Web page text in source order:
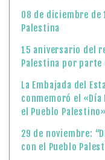
08 de diciembre
Palestina
15 aniversario del
Palestina por parte
La Embajada del
conmemoró el
el Pueblo Palestino»
29 de noviembre:
con el Pueblo